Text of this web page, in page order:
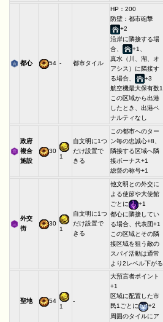
都心 54 - 都市タイル
HP：200
防壁：都市砲撃
+2
沿岸に隣接する場
合、
+1、
真水（川、湖、オ
アシス）に隣接す
る場合、
+3
航空機最大保有数1
この区域から出港
したとき、出港ペ
ナルティなし
政府
複合
施設
30
1
自文明に1つ
だけ設置で
きる
この都市へのター
ン毎の忠誠心+8、
隣接する区域へ隣
接ボーナス+1
総督の称号+1
外交
街
30
1
自文明に1つ
だけ設置で
きる
他文明との外交に
よる使節や大使館
ごとに
+1
都心に隣接してい
る場合、代表団+1
この区域とその隣
接区域を狙う敵の
スパイ活動は通常
より2レベル下がる
聖地 54
1
-
大預言者ポイント
+1
区域に配置した市
民1ごとに
+2
周囲のタイルにア